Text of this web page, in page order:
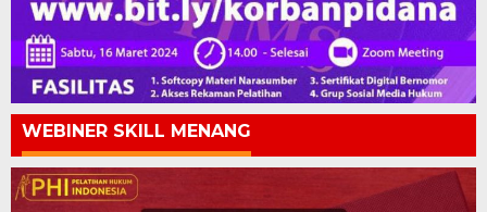
WEBINER SKILL MENANG